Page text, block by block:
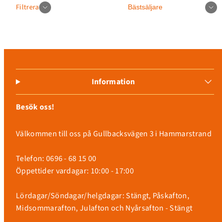
Filtrera Sortera
Information
Besök oss!
Välkommen till oss på Gullbacksvägen 3 i Hammarstrand
Telefon: 0696 - 68 15 00
Öppettider vardagar: 10:00 - 17:00
Lördagar/Söndagar/helgdagar: Stängt, Påskafton,
Midsommarafton, Julafton och Nyårsafton - Stängt
Inloggning krävs
din önskelista och se dina tidigare sparade artiklar.